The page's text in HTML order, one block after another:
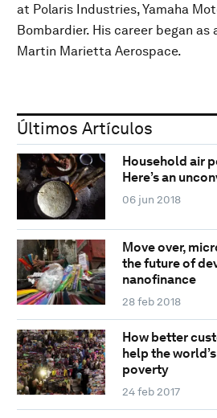
at Polaris Industries, Yamaha
Bombardier. His career began as
Martin Marietta Aerospace.
Últimos Artículos
Household air
Here’s an
06 jun 2018
Move over,
the future of
nanofinance
28 feb 2018
How better
help the
poverty
24 feb 2017